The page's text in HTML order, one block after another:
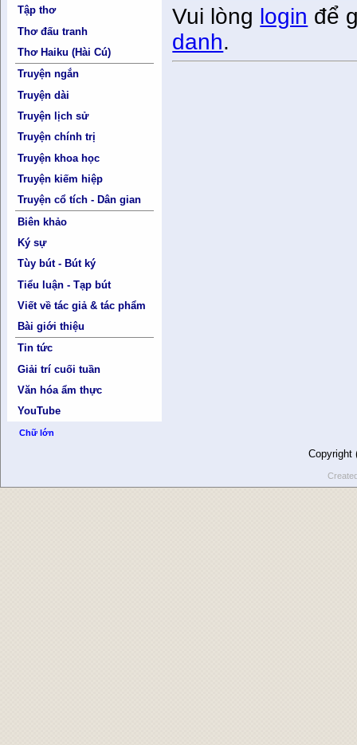
Tập thơ
Thơ đấu tranh
Thơ Haiku (Hài Cú)
Truyện ngắn
Truyện dài
Truyện lịch sử
Truyện chính trị
Truyện khoa học
Truyện kiếm hiệp
Truyện cổ tích - Dân gian
Biên khảo
Ký sự
Tùy bút - Bút ký
Tiểu luận - Tạp bút
Viết về tác giả & tác phẩm
Bài giới thiệu
Tin tức
Giải trí cuối tuần
Văn hóa ẩm thực
YouTube
Chữ lớn
Vui lòng login để
danh.
Copyright